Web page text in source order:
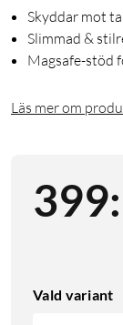
Skyddar mot
Slimmad &
Magsafe-stöd
Läs mer om
399:
Vald variant